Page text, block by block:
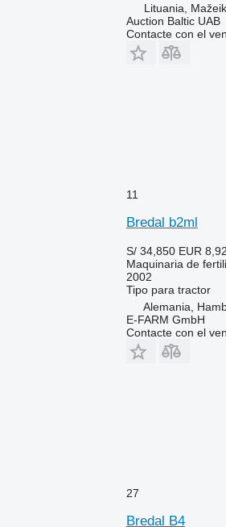
Lituania,
Auction Baltic UAB
Contacte con el
11
Bredal b2ml
S/ 34,850 EUR
Maquinaria de
2002
Tipo para tractor
Alemania,
E-FARM GmbH
Contacte con el
27
Bredal B4